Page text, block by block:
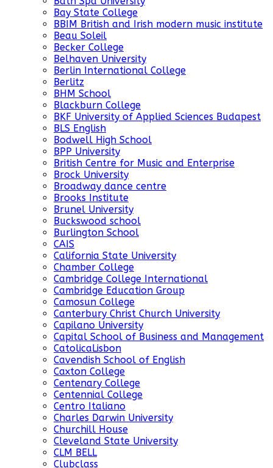
Bay State College
BBIM British and Irish modern music institute
Beau Soleil
Becker College
Belhaven University
Berlin International College
Berlitz
BHM School
Blackburn College
BKF University of Applied Sciences Budapest
BLS English
Bodwell High School
BPP University
British Centre for Music and Enterprise
Brock University
Broadway dance centre
Brooks Institute
Brunel University
Buckswood school
Burlington School
CAIS
California State University
Chamber College
Cambridge College International
Cambridge Education Group
Camosun College
Canterbury Christ Church University
Capilano University
Capital School of Business and Management
CatolicaLisbon
Cavendish School of English
Caxton College
Centenary College
Centennial College
Centro Italiano
Charles Darwin University
Churchill House
Cleveland State University
CLM BELL
Clubclass